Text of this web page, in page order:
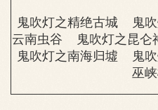
鬼吹灯之精绝古城 鬼
云南虫谷
鬼吹灯之昆仑
鬼吹灯之南海归墟
鬼
巫